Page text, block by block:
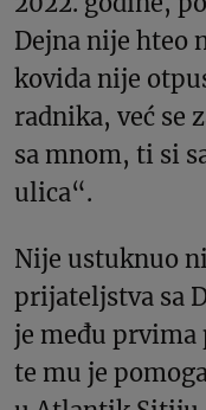
Dejna nije hteo
kovida nije
radnika, već se
sa mnom, ti si
ulica“.
Nije ustuknuo
prijateljstva sa
je među prvima
te mu je